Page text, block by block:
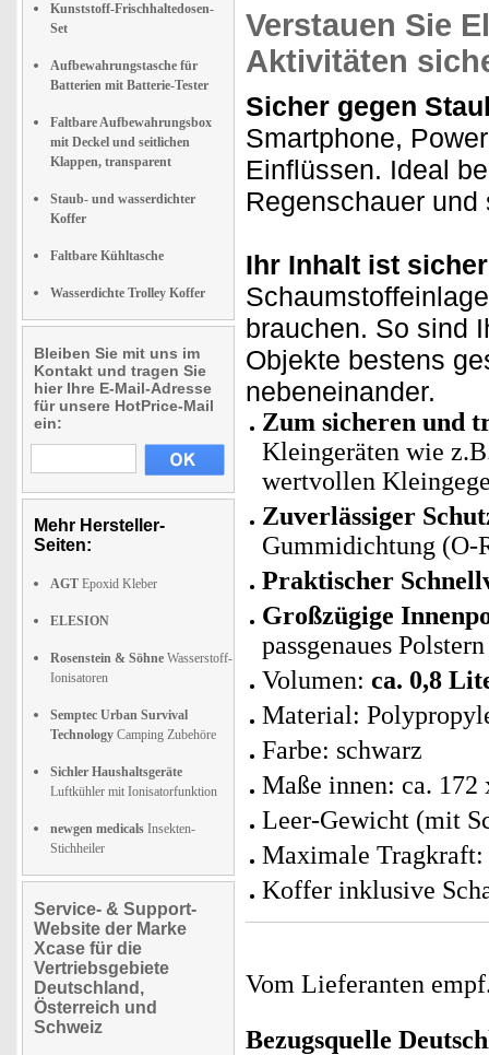
Kunststoff-Frischhaltedosen-
Set
Aufbewahrungstasche für
Batterien mit Batterie-Tester
Faltbare Aufbewahrungsbox
mit Deckel und seitlichen
Klappen, transparent
Staub- und wasserdichter
Koffer
Faltbare Kühltasche
Wasserdichte Trolley Koffer
Bleiben Sie mit uns im
Kontakt und tragen Sie
hier Ihre E-Mail-Adresse
für unsere HotPrice-Mail
ein:
Mehr Hersteller-
Seiten:
AGT Epoxid Kleber
ELESION
Rosenstein & Söhne Wasserstoff-
Ionisatoren
Semptec Urban Survival
Technology Camping Zubehöre
Sichler Haushaltsgeräte
Luftkühler mit Ionisatorfunktion
newgen medicals Insekten-
Stichheiler
Service- & Support-
Website der Marke
Xcase für die
Vertriebsgebiete
Deutschland,
Österreich und
Schweiz
Verstauen Sie
Aktivitäten
Sicher gegen
Smartphone,
Einflüssen. Ideal
Regenschauer
Ihr Inhalt ist
brauchen. So sind
Objekte bestens
nebeneinander.
Zum sicheren und
Kleingeräten wie
wertvollen
Zuverlässiger
Gummidichtung (O-
Praktischer
Großzügige
passgenaues
Volumen: ca. 0,8
Material:
Farbe: schwarz
Maße innen: ca.
Leer-Gewicht (mit
Maximale Tragkraft:
Koffer inklusive
Vom Lieferanten
Bezugsquelle